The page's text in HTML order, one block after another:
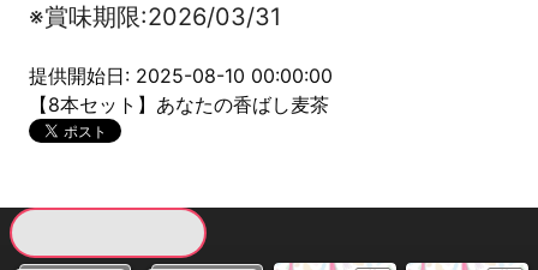
※賞味期限:2026/03/31
提供開始日: 2025-08-10 00:00:00
【8本セット】あなたの香ばし麦茶